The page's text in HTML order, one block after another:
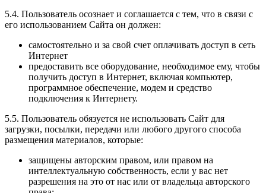
5.4. Пользователь осознает и соглашается с тем, что в связи с
его использованием Сайта он должен:
самостоятельно и за свой счет оплачивать доступ в сеть
Интернет
предоставить все оборудование, необходимое ему, чтобы
получить доступ в Интернет, включая компьютер,
программное обеспечение, модем и средство
подключения к Интернету.
5.5. Пользователь обязуется не использовать Сайт для
загрузки, посылки, передачи или любого другого способа
размещения материалов, которые:
защищены авторским правом, или правом на
интеллектуальную собственность, если у вас нет
разрешения на это от нас или от владельца авторского